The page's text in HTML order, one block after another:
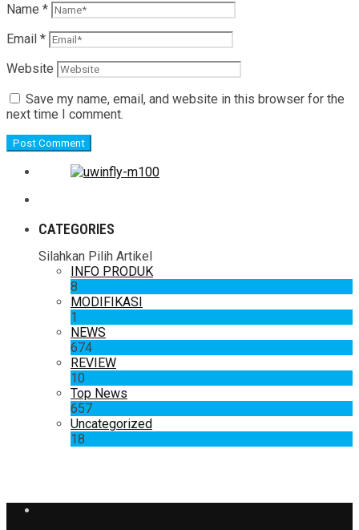
Name *
Email *
Website
Save my name, email, and website in this browser for the
next time I comment.
CATEGORIES
Silahkan Pilih Artikel
INFO PRODUK
8
MODIFIKASI
1
NEWS
674
REVIEW
10
Top News
657
Uncategorized
18